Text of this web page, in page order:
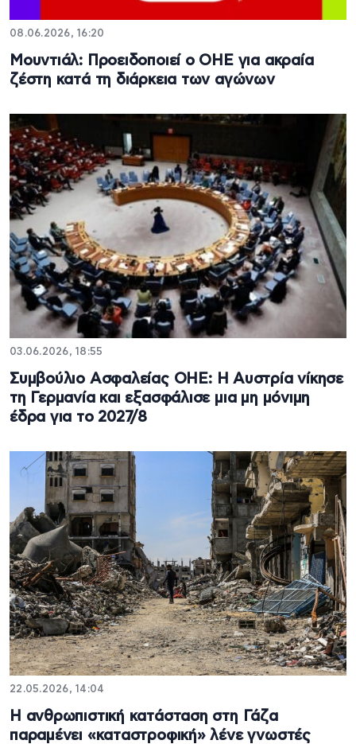
08.06.2026, 16:20
Μουντιάλ: Προειδοποιεί ο OHE για ακραία
ζέστη κατά τη διάρκεια των αγώνων
03.06.2026, 18:55
Συμβούλιο Ασφαλείας ΟΗΕ: Η Αυστρία νίκησε
τη Γερμανία και εξασφάλισε μια μη μόνιμη
έδρα για το 2027/8
22.05.2026, 14:04
Η ανθρωπιστική κατάσταση στη Γάζα
παραμένει «καταστροφική» λένε γνωστές